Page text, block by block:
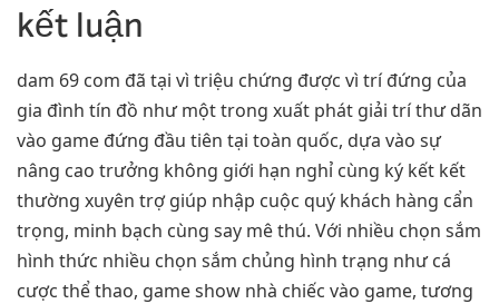
kết luận
dam 69 com đã tại vì triệu chứng được vì trí đứng của
gia đình tín đồ như một trong xuất phát giải trí thư dãn
vào game đứng đầu tiên tại toàn quốc, dựa vào sự
nâng cao trưởng không giới hạn nghỉ cùng ký kết kết
thường xuyên trợ giúp nhập cuộc quý khách hàng cẩn
trọng, minh bạch cùng say mê thú. Với nhiều chọn sắm
hình thức nhiều chọn sắm chủng hình trạng như cá
cược thể thao, game show nhà chiếc vào game, tương